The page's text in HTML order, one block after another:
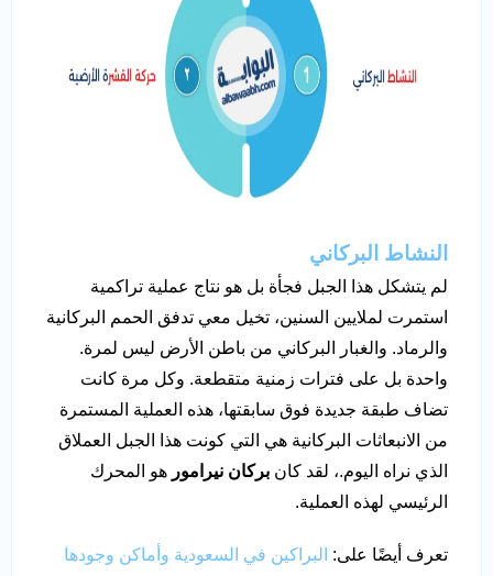
النشاط البركاني
لم يتشكل هذا الجبل فجأة بل هو نتاج عملية تراكمية
استمرت لملايين السنين، تخيل معي تدفق الحمم البركانية
والرماد. والغبار البركاني من باطن الأرض ليس لمرة.
واحدة بل على فترات زمنية متقطعة. وكل مرة كانت
تضاف طبقة جديدة فوق سابقتها، هذه العملية المستمرة
من الانبعاثات البركانية هي التي كونت هذا الجبل العملاق
الذي نراه اليوم.، لقد كان بركان نيرامور هو المحرك
الرئيسي لهذه العملية.
تعرف أيضًا على: البراكين في السعودية وأماكن وجودها